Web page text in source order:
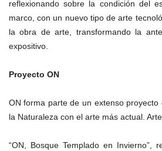
reflexionando sobre la condición del
marco, con un nuevo tipo de arte
la obra de arte, transformando la
expositivo.
Proyecto ON
ON forma parte de un extenso
la Naturaleza con el arte más actual.
“ON, Bosque Templado en